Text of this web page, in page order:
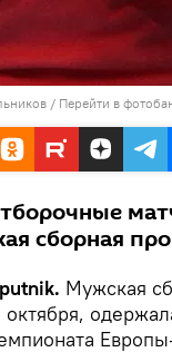
/ Перейти в
сборная
Мужская
октября,